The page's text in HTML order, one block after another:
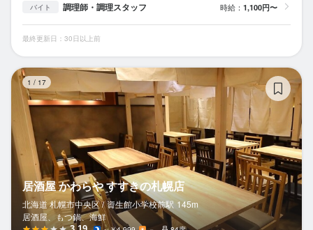
バイト 調理師・調理スタッフ 時給： 1,100円〜
最終更新日：30日以上前
1 / 17
居酒屋 かわらや すすきの札幌店
北海道 札幌市中央区 / 資生館小学校前駅 145m
居酒屋、もつ鍋、海鮮